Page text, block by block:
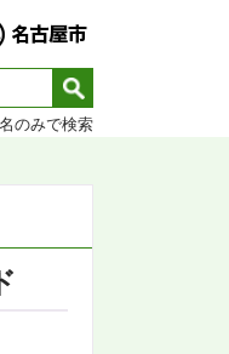
のみで検索